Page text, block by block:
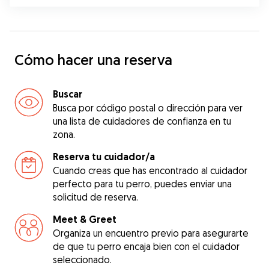
Cómo hacer una reserva
Buscar
Busca por código postal o dirección para ver
una lista de cuidadores de confianza en tu
zona.
Reserva tu cuidador/a
Cuando creas que has encontrado al cuidador
perfecto para tu perro, puedes enviar una
solicitud de reserva.
Meet & Greet
Organiza un encuentro previo para asegurarte
de que tu perro encaja bien con el cuidador
seleccionado.